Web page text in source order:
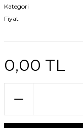
Kategori
Fiyat
0,00 TL